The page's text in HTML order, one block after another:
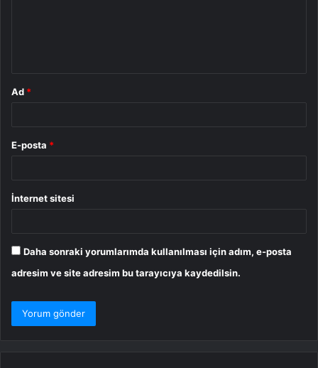
Ad *
E-posta *
İnternet sitesi
Daha sonraki yorumlarımda kullanılması için adım, e-posta
adresim ve site adresim bu tarayıcıya kaydedilsin.